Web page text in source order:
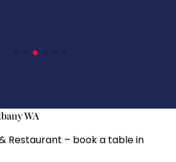
WA
Restaurant – book a table in